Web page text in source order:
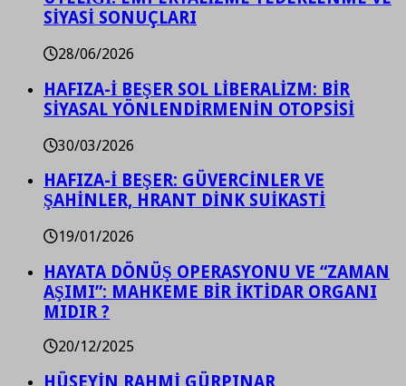
SİYASİ SONUÇLARI
28/06/2026
HAFIZA-İ BEŞER SOL LİBERALİZM: BİR
SİYASAL YÖNLENDİRMENİN OTOPSİSİ
30/03/2026
HAFIZA-İ BEŞER: GÜVERCİNLER VE
ŞAHİNLER, HRANT DİNK SUİKASTİ
19/01/2026
HAYATA DÖNÜŞ OPERASYONU VE “ZAMAN
AŞIMI”: MAHKEME BİR İKTİDAR ORGANI
MIDIR ?
20/12/2025
HÜSEYİN RAHMİ GÜRPINAR